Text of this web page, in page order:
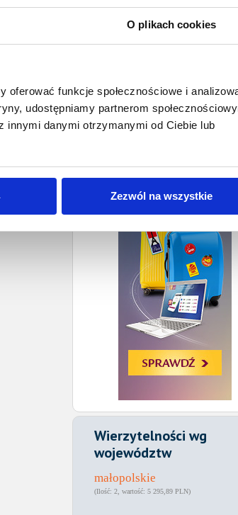
O plikach cookies
funkcje społecznościowe i
udostępniamy partnerom
innymi danymi otrzymanymi od Ciebie lub
Zezwól na wszystkie
Wierzytelności wg
województw
małopolskie
2 5 295,89 PLN